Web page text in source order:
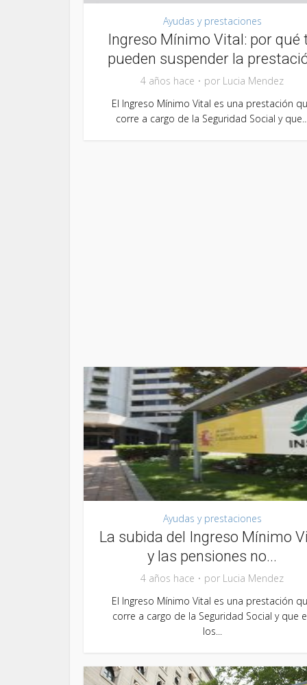
Ayudas y prestaciones
Ingreso Mínimo Vital: por qué
pueden suspender la
4 años hace por Lucia Mendez
El Ingreso Mínimo Vital es una prestación
corre a cargo de la Seguridad Social y
Ayudas y prestaciones
La subida del Ingreso Mínimo
y las pensiones no...
4 años hace por Lucia Mendez
El Ingreso Mínimo Vital es una prestación
corre a cargo de la Seguridad Social y que
los...